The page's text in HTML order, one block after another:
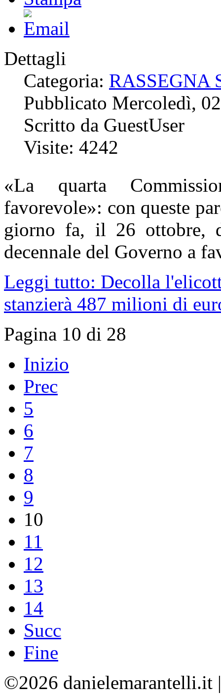
Dettagli
Categoria: RASSEGNA
Pubblicato Mercoledì,
Scritto da GuestUser
Visite: 4242
«La quarta
favorevole»: con queste
giorno fa, il 26 ottobre,
decennale del Governo a
Leggi tutto: Decolla
stanzierà 487 milioni di
Pagina 10 di 28
Inizio
Prec
5
6
7
8
9
10
11
12
13
14
Succ
Fine
©2026 danielemarantelli.it